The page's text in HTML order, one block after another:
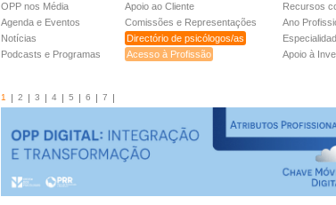
OPP nos Média
Agenda e Eventos
Notícias
Podcasts e Programas
Apoio ao Cliente
Comissões e Representações
Directório de psicólogos/as
Acesso à Profissão
Recursos
Ano
Apoio à
1 2 3 4 5 6 7